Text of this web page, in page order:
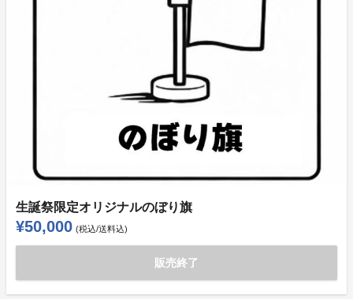
生誕祭限定オリジナルのぼり旗
¥50,000 (税込/送料込)
販売終了